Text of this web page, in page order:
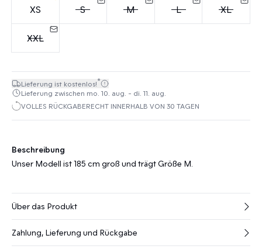
XS S M L XL
XXL
Lieferung ist kostenlos!*
Lieferung zwischen mo. 10. aug. - di. 11. aug.
VOLLES RÜCKGABERECHT INNERHALB VON 30 TAGEN
Beschreibung
Unser Modell ist 185 cm groß und trägt Größe M.
Über das Produkt
Zahlung, Lieferung und Rückgabe